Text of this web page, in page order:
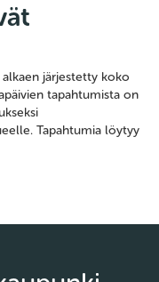
järjestetty koko
tapahtumista on
Tapahtumia löytyy